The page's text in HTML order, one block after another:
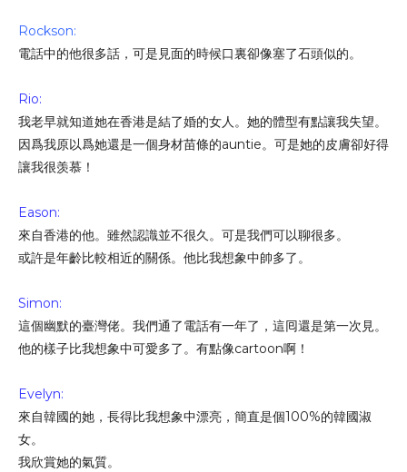
Rockson:
電話中的他很多話，可是見面的時候口裏卻像塞了石頭似的。
Rio:
我老早就知道她在香港是結了婚的女人。她的體型有點讓我失望。
因爲我原以爲她還是一個身材苗條的auntie。可是她的皮膚卻好得
讓我很羡慕！
Eason:
來自香港的他。雖然認識並不很久。可是我們可以聊很多。
或許是年齡比較相近的關係。他比我想象中帥多了。
Simon:
這個幽默的臺灣佬。我們通了電話有一年了，這囘還是第一次見。
他的樣子比我想象中可愛多了。有點像cartoon啊！
Evelyn:
來自韓國的她，長得比我想象中漂亮，簡直是個100%的韓國淑
女。
我欣賞她的氣質。